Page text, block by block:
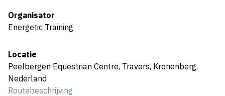
Organisator
Energetic Training
Locatie
Peelbergen Equestrian Centre, Travers, Kronenberg,
Nederland
Routebeschrijving